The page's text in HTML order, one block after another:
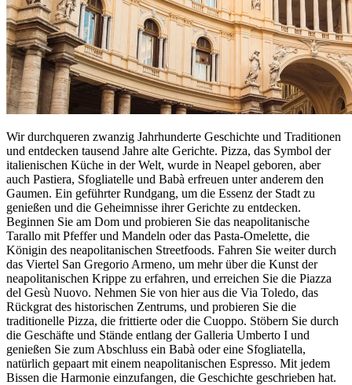
Wir durchqueren zwanzig Jahrhunderte Geschichte und Traditionen
und entdecken tausend Jahre alte Gerichte. Pizza, das Symbol der
italienischen Küche in der Welt, wurde in Neapel geboren, aber
auch Pastiera, Sfogliatelle und Babà erfreuen unter anderem den
Gaumen. Ein geführter Rundgang, um die Essenz der Stadt zu
genießen und die Geheimnisse ihrer Gerichte zu entdecken.
Beginnen Sie am Dom und probieren Sie das neapolitanische
Tarallo mit Pfeffer und Mandeln oder das Pasta-Omelette, die
Königin des neapolitanischen Streetfoods. Fahren Sie weiter durch
das Viertel San Gregorio Armeno, um mehr über die Kunst der
neapolitanischen Krippe zu erfahren, und erreichen Sie die Piazza
del Gesù Nuovo. Nehmen Sie von hier aus die Via Toledo, das
Rückgrat des historischen Zentrums, und probieren Sie die
traditionelle Pizza, die frittierte oder die Cuoppo. Stöbern Sie durch
die Geschäfte und Stände entlang der Galleria Umberto I und
genießen Sie zum Abschluss ein Babà oder eine Sfogliatella,
natürlich gepaart mit einem neapolitanischen Espresso. Mit jedem
Bissen die Harmonie einzufangen, die Geschichte geschrieben hat.